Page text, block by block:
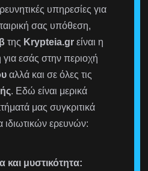
υπηρεσίες για
σας υπόθεση,
της Krypteia.gr είναι η
για εσάς στην περιοχή
αλλά και σε όλες τις
. Εδώ είναι μερικά
μας συγκριτικά
ιδιωτικών ερευνών:
και μυστικότητα: